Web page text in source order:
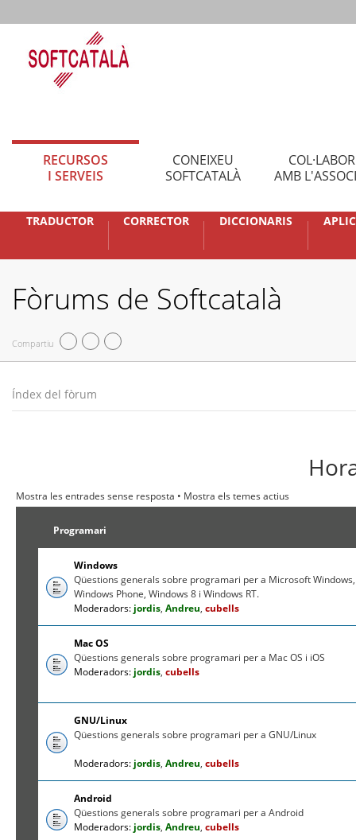
RECURSOS
I SERVEIS
CONEIXEU
SOFTCATALÀ
AMB
TRADUCTOR CORRECTOR DICCIONARIS
Fòrums de Softcatalà
Compartiu
Índex del fòrum
Mostra les entrades sense resposta • Mostra els temes actius
Programari
Windows
Qüestions generals sobre programari per a Microsoft Windows,
Windows Phone, Windows 8 i Windows RT.
Moderadors: jordis,Andreu,cubells
Mac OS
Qüestions generals sobre programari per a Mac OS i iOS
Moderadors: jordis,cubells
GNU/Linux
Qüestions generals sobre programari per a GNU/Linux
Moderadors: jordis,Andreu,cubells
Android
Qüestions generals sobre programari per a Android
Moderadors: jordis,Andreu,cubells